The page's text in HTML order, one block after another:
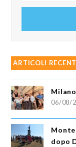
ARTICOLI
06/08/
Monte
dopo